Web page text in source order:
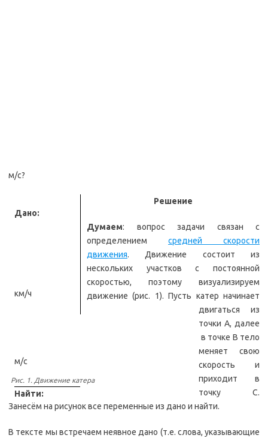
м/с?
Дано:
км/ч
м/с
Найти:
Решение
Рис. 1. Движение катера
Думаем: вопрос задачи связан с
определением средней скорости
движения. Движение состоит из
нескольких участков с постоянной
скоростью, поэтому визуализируем
движение (рис. 1). Пусть катер начинает
двигаться из
точки А, далее
в точке B тело
меняет свою
скорость и
приходит в
точку С.
Занесём на рисунок все переменные из дано и найти.
В тексте мы встречаем неявное дано (т.е. слова, указывающие